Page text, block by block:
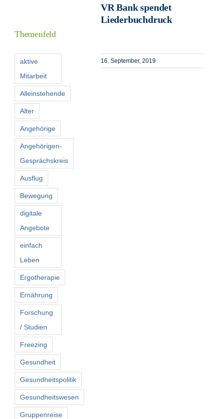
Kontakt
Suche
nach:
VR Bank spendet
Liederbuchdruck
16. September, 2019
Themenfeld
aktive
Mitarbeit
Alleinstehende
Alter
Angehörige
Angehörigen-
Gesprächskreis
Ausflug
Bewegung
digitale
Angebote
einfach
Leben
Ergotherapie
Ernährung
Forschung
/ Studien
Freezing
Gesundheit
Gesundheitspolitik
Gesundheitswesen
Gruppenreise